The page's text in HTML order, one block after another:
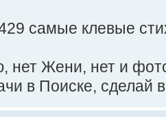
самые клевые
Жени, нет и
в Поиске, сделай